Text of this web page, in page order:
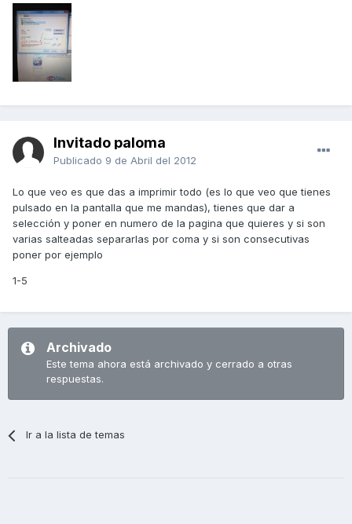
Invitado paloma
Publicado 9 de Abril del 2012
Lo que veo es que das a imprimir todo (es lo que veo que tienes
pulsado en la pantalla que me mandas), tienes que dar a
selección y poner en numero de la pagina que quieres y si son
varias salteadas separarlas por coma y si son consecutivas
poner por ejemplo
1-5
Archivado
Este tema ahora está archivado y cerrado a otras
respuestas.
Ir a la lista de temas